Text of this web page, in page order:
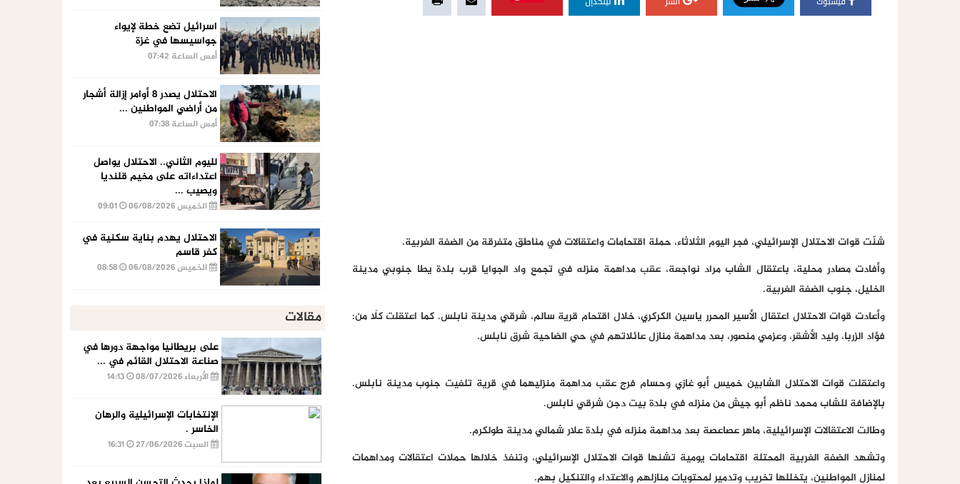
شنّت قوات الاحتلال الإسرائيلي، فجر اليوم الثلاثاء، حملة اقتحامات واعتقالات في مناطق متفرقة من الضفة الغربية.
وأفادت مصادر محلية، باعتقال الشاب مراد نواجعة، عقب مداهمة منزله في تجمع واد الجوايا قرب بلدة يطا جنوبي مدينة
الخليل، جنوب الضفة الغربية.
وأعادت قوات الاحتلال اعتقال الأسير المحرر ياسين الكركري، خلال اقتحام قرية سالم، شرقي مدينة نابلس. كما اعتقلت كلًا من:
فؤاد الزربا، وليد الأشقر، وعزمي منصور، بعد مداهمة منازل عائلاتهم في حي الضاحية شرق نابلس.
واعتقلت قوات الاحتلال الشابين خميس أبو غازي وحسام فرج عقب مداهمة منزليهما في قرية تلفيت جنوب مدينة نابلس.
بالإضافة للشاب محمد ناظم أبو جيش من منزله في بلدة بيت دجن شرقي نابلس.
وطالت الاعتقالات الإسرائيلية، ماهر عصاعصة بعد مداهمة منزله في بلدة علار شمالي مدينة طولكرم.
وتشهد الضفة الغربية المحتلة اقتحامات يومية تشنها قوات الاحتلال الإسرائيلي، وتنفذ خلالها حملات اعتقالات ومداهمات
لمنازل المواطنين، يتخللها تخريب وتدمير لمحتويات منازلهم والاعتداء والتنكيل بهم.
اسرائيل تضع خطة لإيواء
جواسيسها في غزة
أمس الساعة 07:42
الاحتلال يصدر 8 أوامر إزالة أشجار
من أراضي المواطنين ...
أمس الساعة 07:38
لليوم الثاني.. الاحتلال يواصل
اعتداءاته على مخيم قلنديا
ويصيب ...
الخميس 06/08/2026
الاحتلال يهدم بناية سكنية في
كفر قاسم
الخميس 06/08/2026
مقالات
على بريطانيا مواجهة دورها في
صناعة الاحتلال القائم في ...
الأربعاء 08/07/2026
الإنتخابات الإسرائيلية والرهان
الخاسر .
السبت 27/06/2026